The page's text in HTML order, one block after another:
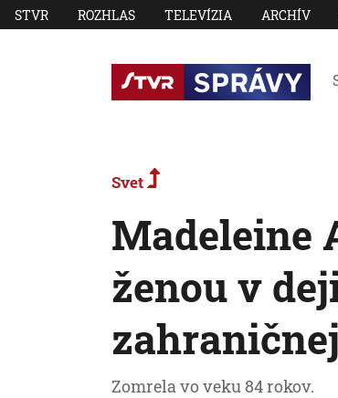
STVR ROZHLAS TELEVÍZIA ARCHÍV
Svet
Madeleine
ženou v
Zomrela vo veku 84 rokov.